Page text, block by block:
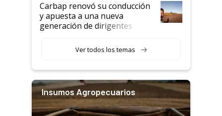
Carbap renovó su conducción
y apuesta a una nueva
generación de dirigentes
Ver todos los temas
Insumos Agropecuarios